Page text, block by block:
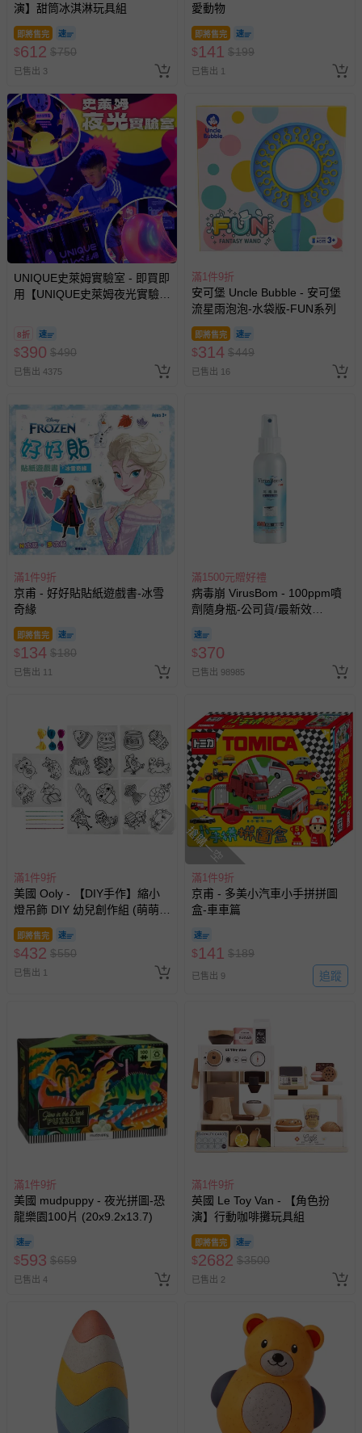
演】甜筒冰淇淋玩具組
即將售完
$612 $750
已售出 3
愛動物
即將售完
$141 $199
已售出 1
UNIQUE史萊姆實驗室 - 即買即
用【UNIQUE史萊姆夜光實驗室
訂單編號兌換，逾期作廢) (大
人小孩均一價(3歲以上需購票))
8折
$390 $490
已售出 4375
滿1件9折
安可堡 Uncle Bubble - 安可堡
流星雨泡泡-水袋版-FUN系列
即將售完
$314 $449
已售出 16
滿1件9折
京甫 - 好好貼貼紙遊戲書-冰雪
奇緣
即將售完
$134 $180
已售出 11
滿1500元贈好禮
病毒崩 VirusBom - 100ppm噴
劑隨身瓶-公司貨/最新效
$370
已售出 98985
滿1件9折
美國 Ooly - 【DIY手作】縮小
燈吊飾 DIY 幼兒創作組 (萌萌好
朋友)
即將售完
$432 $550
已售出 1
搶購一空
滿1件9折
京甫 - 多美小汽車小手拼拼圖
盒-車車篇
$141 $189
已售出 9 追蹤
滿1件9折
美國 mudpuppy - 夜光拼圖-恐
龍樂園100片 (20x9.2x13.7)
$593 $659
已售出 4
滿1件9折
英國 Le Toy Van - 【角色扮
演】行動咖啡攤玩具組
即將售完
$2682 $3500
已售出 2